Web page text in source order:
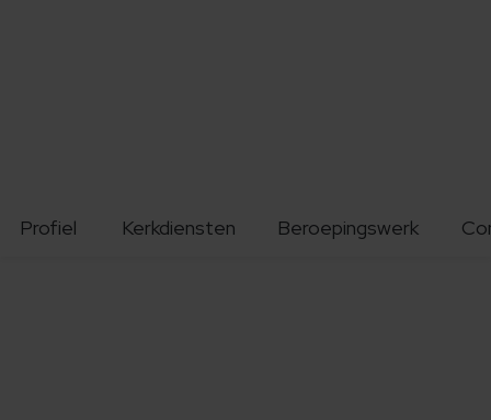
Profiel Kerkdiensten Beroepingswerk